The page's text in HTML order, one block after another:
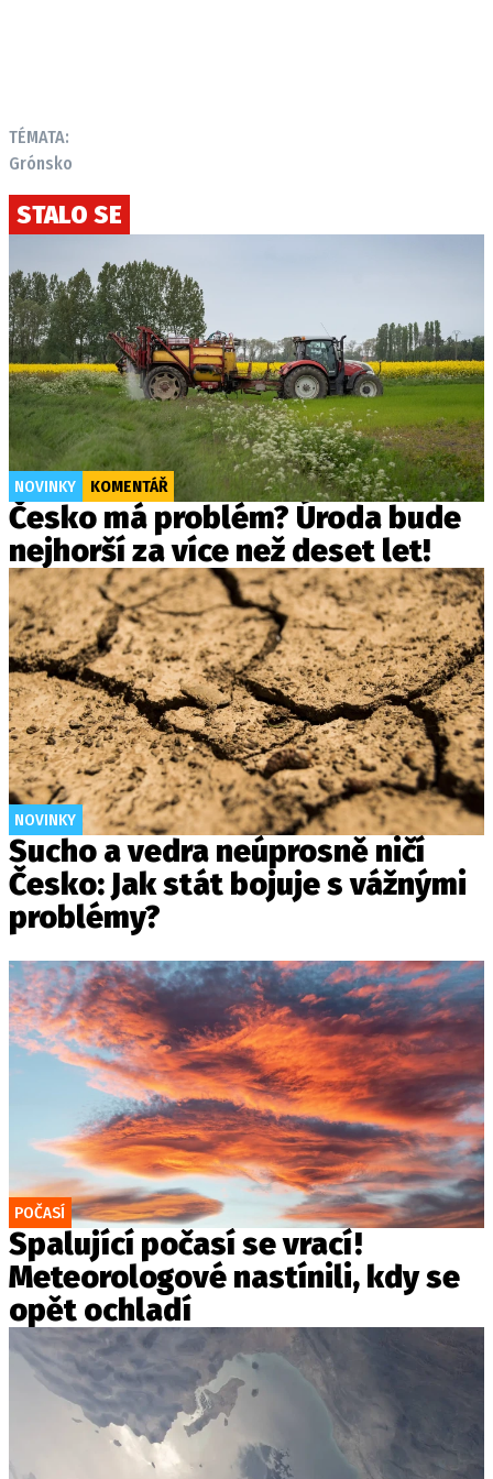
TÉMATA:
Grónsko
STALO SE
NOVINKY KOMENTÁŘ
Česko má problém? Úroda bude
nejhorší za více než deset let!
NOVINKY
Sucho a vedra neúprosně ničí
Česko: Jak stát bojuje s vážnými
problémy?
POČASÍ
Spalující počasí se vrací!
Meteorologové nastínili, kdy se
opět ochladí